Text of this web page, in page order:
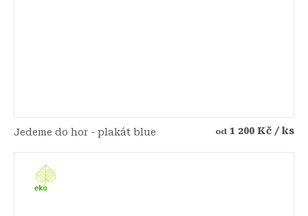
Jedeme do hor - plakát blue od 1 200 Kč / ks